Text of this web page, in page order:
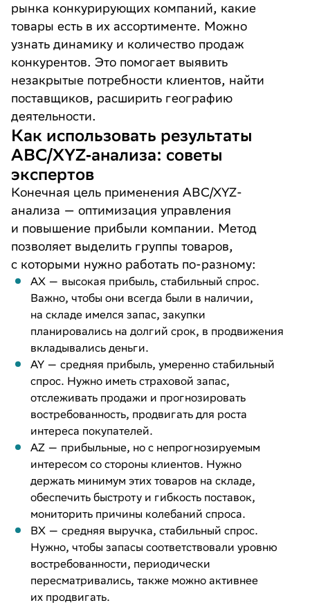
рынка конкурирующих компаний, какие
товары есть в их ассортименте. Можно
узнать динамику и количество продаж
конкурентов. Это помогает выявить
незакрытые потребности клиентов, найти
поставщиков, расширить географию
деятельности.
Как использовать результаты
ABC/XYZ‑анализа: советы
экспертов
Конечная цель применения ABC/XYZ-
анализа — оптимизация управления
и повышение прибыли компании. Метод
позволяет выделить группы товаров,
с которыми нужно работать по-разному:
AX — высокая прибыль, стабильный спрос.
Важно, чтобы они всегда были в наличии,
на складе имелся запас, закупки
планировались на долгий срок, в продвижения
вкладывались деньги.
AY — средняя прибыль, умеренно стабильный
спрос. Нужно иметь страховой запас,
отслеживать продажи и прогнозировать
востребованность, продвигать для роста
интереса покупателей.
AZ — прибыльные, но с непрогнозируемым
интересом со стороны клиентов. Нужно
держать минимум этих товаров на складе,
обеспечить быстроту и гибкость поставок,
мониторить причины колебаний спроса.
BX — средняя выручка, стабильный спрос.
Нужно, чтобы запасы соответствовали уровню
востребованности, периодически
пересматривались, также можно активнее
их продвигать.